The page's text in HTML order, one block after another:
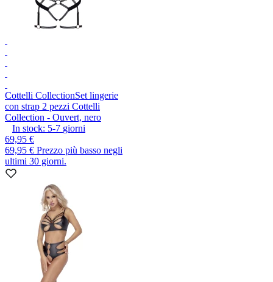
Cottelli CollectionSet lingerie
con strap 2 pezzi Cottelli
Collection - Ouvert, nero
In stock: 5-7 giorni
69,95 €
69,95 € Prezzo più basso negli
ultimi 30 giorni.